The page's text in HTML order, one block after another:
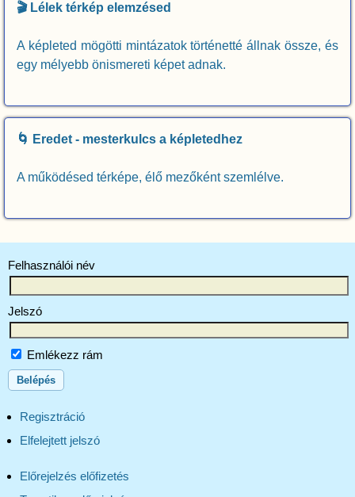
🎬 Lélek térkép elemzésed
A képleted mögötti mintázatok történetté állnak össze, és
egy mélyebb önismereti képet adnak.
🌀 Eredet - mesterkulcs a képletedhez
A működésed térképe, élő mezőként szemlélve.
Felhasználói név
Jelszó
Emlékezz rám
Regisztráció
Elfelejtett jelszó
Előrejelzés előfizetés